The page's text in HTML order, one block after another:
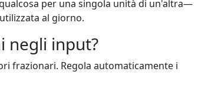
per una singola unità di un'altra—
al giorno.
negli input?
frazionari. Regola automaticamente i